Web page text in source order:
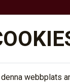
denna webbplats